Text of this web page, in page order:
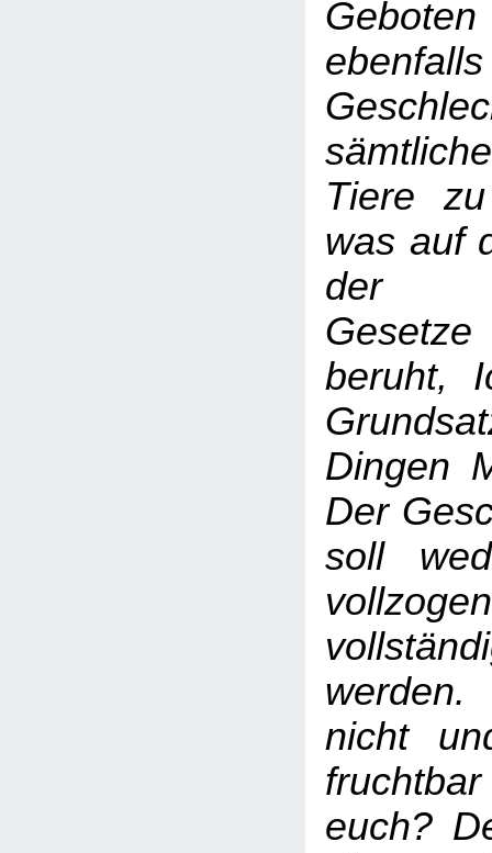
Tiere
was auf
der
beruht,
Dingen
Der
soll
nicht
euch?